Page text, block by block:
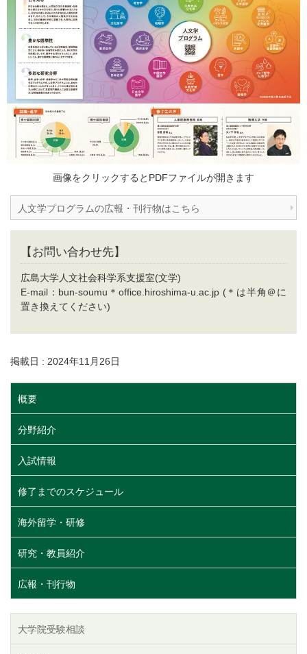
画像をクリックするとPDFファイルが開きます
人文学プログラムの広報・刊行物はこちら
【お問い合わせ先】
広島大学人文社会科学系支援室(文学)
E-mail：bun-soumu＊office.hiroshima-u.ac.jp (＊は半角＠に
置き換えてください)
掲載日 : 2024年11月26日
概要
分野紹介
入試情報
修了までのスケジュール
海外留学・研修
研究・教員紹介
広報・刊行物
大学院受験相談